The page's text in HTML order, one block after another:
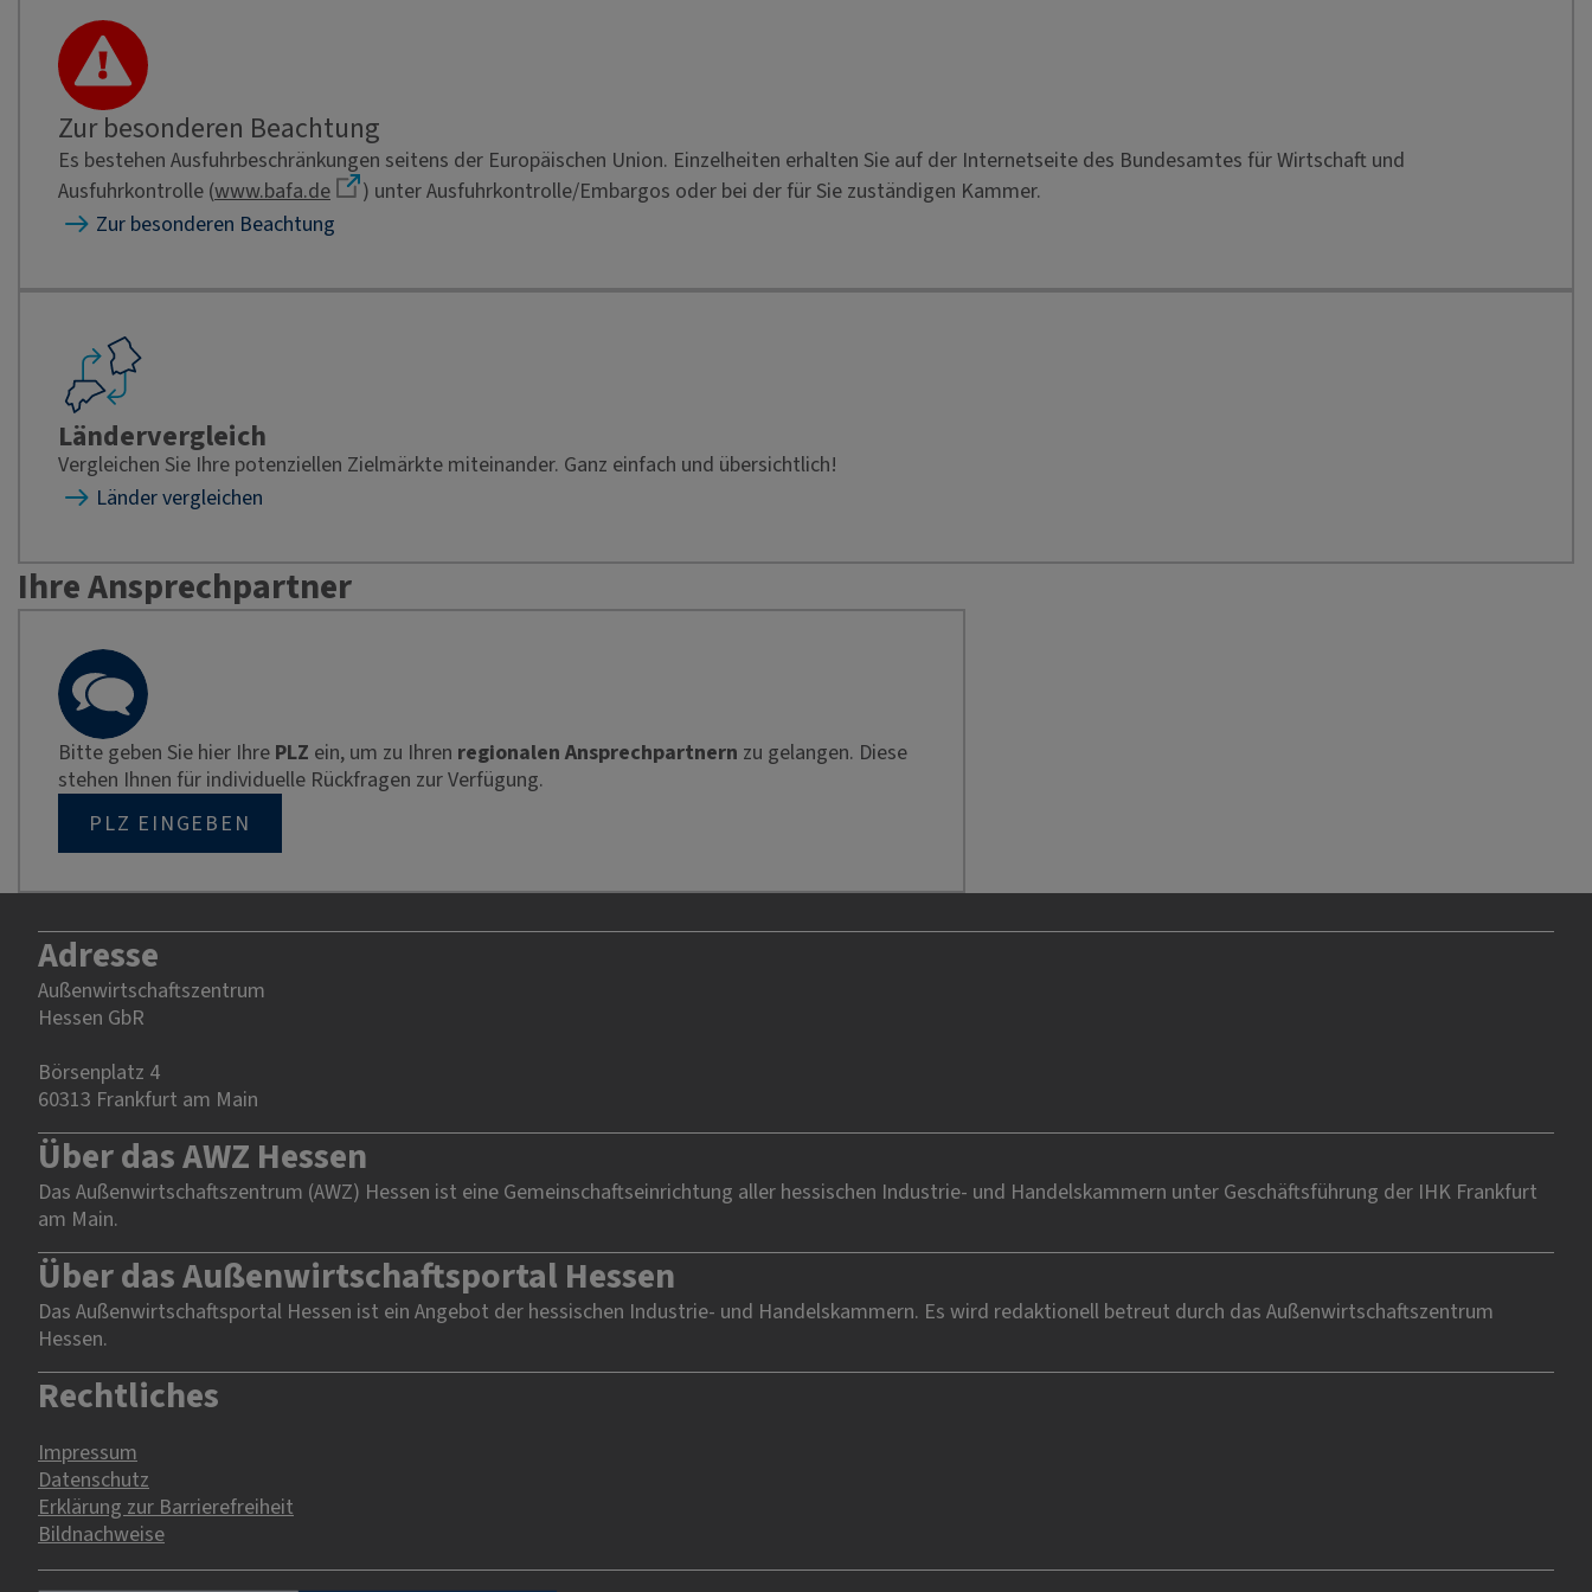
Zur besonderen Beachtung
Es bestehen Ausfuhrbeschränkungen seitens der Europäischen Union. Einzelheiten erhalten Sie auf der Internetseite des Bundesamtes für Wirtschaft und
Ausfuhrkontrolle (www.bafa.de
) unter Ausfuhrkontrolle/Embargos oder bei der für Sie zuständigen Kammer.
Zur besonderen Beachtung
Ländervergleich
Vergleichen Sie Ihre potenziellen Zielmärkte miteinander. Ganz einfach und übersichtlich!
Länder vergleichen
Ihre Ansprechpartner
Bitte geben Sie hier Ihre PLZ ein, um zu Ihren regionalen Ansprechpartnern zu gelangen. Diese
stehen Ihnen für individuelle Rückfragen zur Verfügung.
PLZ EINGEBEN
Adresse
Außenwirtschaftszentrum
Hessen GbR
Börsenplatz 4
60313 Frankfurt am Main
Über das AWZ Hessen
Das Außenwirtschaftszentrum (AWZ) Hessen ist eine Gemeinschaftseinrichtung aller hessischen Industrie- und Handelskammern unter Geschäftsführung der IHK Frankfurt
am Main.
Über das Außenwirtschaftsportal Hessen
Das Außenwirtschaftsportal Hessen ist ein Angebot der hessischen Industrie- und Handelskammern. Es wird redaktionell betreut durch das Außenwirtschaftszentrum
Hessen.
Rechtliches
Impressum
Datenschutz
Erklärung zur Barrierefreiheit
Bildnachweise